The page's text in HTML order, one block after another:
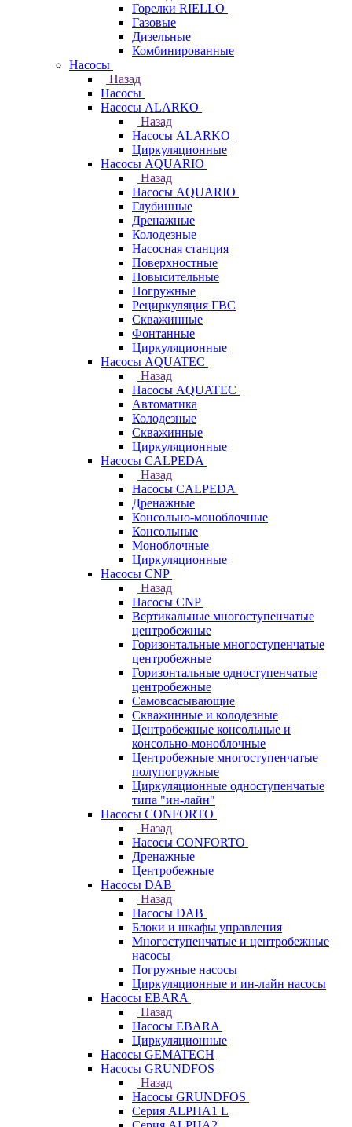
Горелки RIELLO
Газовые
Дизельные
Комбинированные
Насосы
Назад
Насосы
Насосы ALARKO
Назад
Насосы ALARKO
Циркуляционные
Насосы AQUARIO
Назад
Насосы AQUARIO
Глубинные
Дренажные
Колодезные
Насосная станция
Поверхностные
Повысительные
Погружные
Рециркуляция ГВС
Скважинные
Фонтанные
Циркуляционные
Насосы AQUATEC
Назад
Насосы AQUATEC
Автоматика
Колодезные
Скважинные
Циркуляционные
Насосы CALPEDA
Назад
Насосы CALPEDA
Дренажные
Консольно-моноблочные
Консольные
Моноблочные
Циркуляционные
Насосы CNP
Назад
Насосы CNP
Вертикальные многоступенчатые
центробежные
Горизонтальные многоступенчатые
центробежные
Горизонтальные одноступенчатые
центробежные
Самовсасывающие
Скважинные и колодезные
Центробежные консольные и
консольно-моноблочные
Центробежные многоступенчатые
полупогружные
Циркуляционные одноступенчатые
типа "ин-лайн"
Насосы CONFORTO
Назад
Насосы CONFORTO
Дренажные
Центробежные
Насосы DAB
Назад
Насосы DAB
Блоки и шкафы управления
Многоступенчатые и центробежные
насосы
Погружные насосы
Циркуляционные и ин-лайн насосы
Насосы EBARA
Назад
Насосы EBARA
Циркуляционные
Насосы GEMATECH
Насосы GRUNDFOS
Назад
Насосы GRUNDFOS
Серия ALPHA1 L